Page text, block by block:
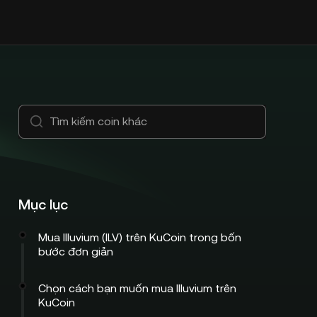
Mục lục
Mua Illuvium (ILV) trên KuCoin trong bốn
bước đơn giản
Chọn cách bạn muốn mua Illuvium trên
KuCoin